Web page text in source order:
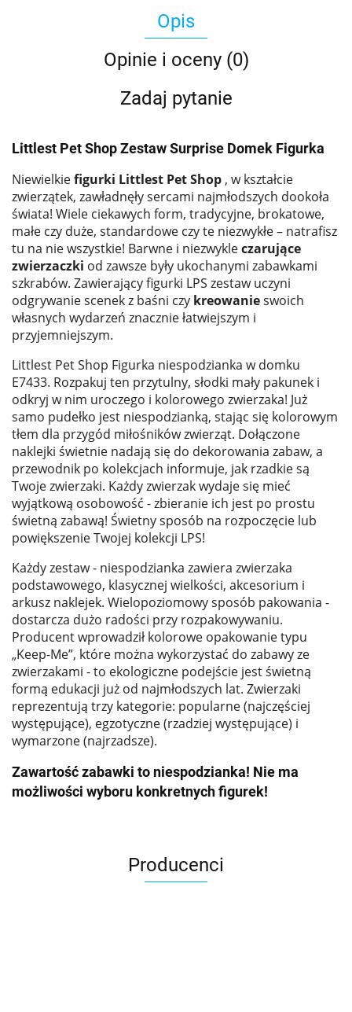
Opis
Opinie i oceny (0)
Zadaj pytanie
Littlest Pet Shop Zestaw Surprise Domek Figurka
Niewielkiefigurki Littlest Pet Shop , w kształcie
zwierzątek, zawładnęły sercami najmłodszych dookoła
świata! Wiele ciekawych form, tradycyjne, brokatowe,
małe czy duże, standardowe czy te niezwykłe – natrafisz
tu na nie wszystkie! Barwne i niezwykleczarujące
zwierzaczki od zawsze były ukochanymi zabawkami
szkrabów. Zawierający figurki LPS zestaw uczyni
odgrywanie scenek z baśni czy kreowanieswoich
własnych wydarzeń znacznie łatwiejszym i
przyjemniejszym.
Littlest Pet Shop Figurka niespodzianka w domku
E7433. Rozpakuj ten przytulny, słodki mały pakunek i
odkryj w nim uroczego i kolorowego zwierzaka! Już
samo pudełko jest niespodzianką, stając się kolorowym
tłem dla przygód miłośników zwierząt. Dołączone
naklejki świetnie nadają się do dekorowania zabaw, a
przewodnik po kolekcjach informuje, jak rzadkie są
Twoje zwierzaki. Każdy zwierzak wydaje się mieć
wyjątkową osobowość - zbieranie ich jest po prostu
świetną zabawą! Świetny sposób na rozpoczęcie lub
powiększenie Twojej kolekcji LPS!
Każdy zestaw - niespodzianka zawiera zwierzaka
podstawowego, klasycznej wielkości, akcesorium i
arkusz naklejek. Wielopoziomowy sposób pakowania -
dostarcza dużo radości przy rozpakowywaniu.
Producent wprowadził kolorowe opakowanie typu
„Keep-Me”, które można wykorzystać do zabawy ze
zwierzakami - to ekologiczne podejście jest świetną
formą edukacji już od najmłodszych lat. Zwierzaki
reprezentują trzy kategorie: popularne (najczęściej
występujące), egzotyczne (rzadziej występujące) i
wymarzone (najrzadsze).
Zawartość zabawki to niespodzianka! Nie ma
możliwości wyboru konkretnych figurek!
Producenci